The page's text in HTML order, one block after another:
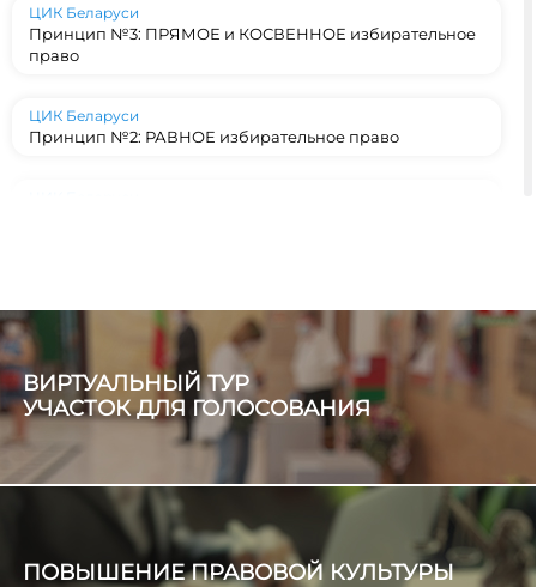
ЦИК Беларуси
Принцип №3: ПРЯМОЕ и КОСВЕННОЕ избирательное
право
ЦИК Беларуси
Принцип №2: РАВНОЕ избирательное право
строятся выборы в Беларуси?
ЦИК Беларуси
#ЭкспертноеМнение
ЦИК Беларуси
Центральные избирательные комиссии Беларуси и
Кыргызстана активно развивают двустороннее
взаимодействие и обмениваются опытом в сфере
обучения организаторов выборов и правового
просвещения граждан.
ВИРТУАЛЬНЫЙ ТУР
УЧАСТОК ДЛЯ ГОЛОСОВАНИЯ
ПОВЫШЕНИЕ ПРАВОВОЙ КУЛЬТУРЫ